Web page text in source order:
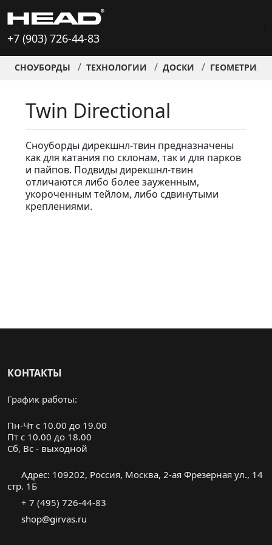
+7 (903) 726-44-83
СНОУБОРДЫ ТЕХНОЛОГИИ ДОСКИ ГЕОМЕТРИЯ
Twin Directional
Сноуборды дирекшнл-твин предназначены
как для катания по склонам, так и для парков
и пайпов. Подвиды дирекшнл-твин
отличаются либо более зауженным,
укороченным тейлом, либо сдвинутыми
креплениями.
КОНТАКТЫ
График работы:
Пн-Чт с 10.00 до 19.00
Пт с 10.00 до 18.00
Cб, Вс - выходной
Адрес: 109202, Россия, Москва, 2-ая Фрезерная ул., 14
стр. 1Б
+ 7 (495) 726-44-83
shop@girvas.ru